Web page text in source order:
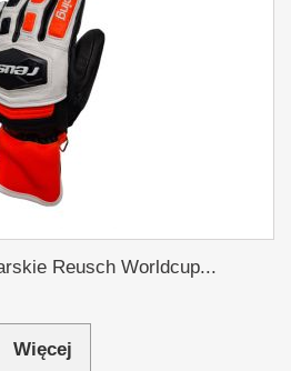
Reusch Worldcup...
Więcej